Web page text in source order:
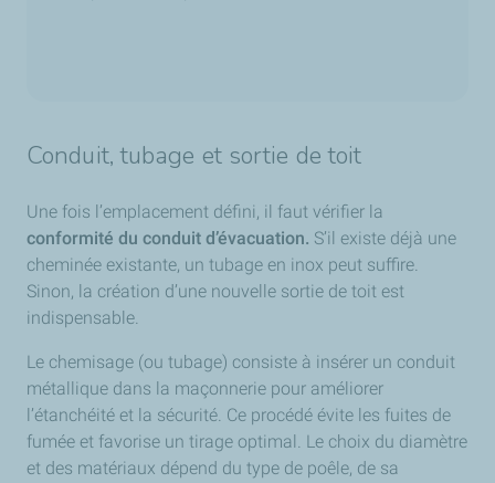
Conduit, tubage et sortie de toit
Une fois l’emplacement défini, il faut vérifier la
conformité du conduit d’évacuation. S’il existe déjà une
cheminée existante, un tubage en inox peut suffire.
Sinon, la création d’une nouvelle sortie de toit est
indispensable.
Le chemisage (ou tubage) consiste à insérer un conduit
métallique dans la maçonnerie pour améliorer
l’étanchéité et la sécurité. Ce procédé évite les fuites de
fumée et favorise un tirage optimal. Le choix du diamètre
et des matériaux dépend du type de poêle, de sa